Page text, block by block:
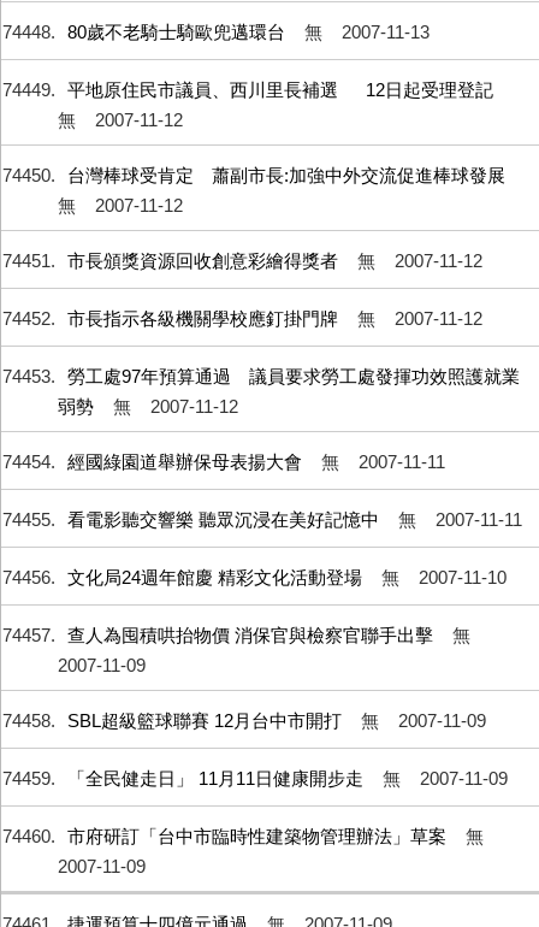
74448 80歲不老騎士騎歐兜邁環台 無 2007-11-13
74449
平地原住民市議員、西川里長補選 12日起受理登記
無
2007-11-12
74450
台灣棒球受肯定 蕭副市長:加強中外交流促進棒球發展
無
2007-11-12
74451 市長頒獎資源回收創意彩繪得獎者 無 2007-11-12
74452 市長指示各級機關學校應釘掛門牌 無 2007-11-12
74453
勞工處97年預算通過 議員要求勞工處發揮功效照護就業
弱勢
無 2007-11-12
74454 經國綠園道舉辦保母表揚大會 無 2007-11-11
74455 看電影聽交響樂 聽眾沉浸在美好記憶中 無 2007-11-11
74456 文化局24週年館慶 精彩文化活動登場 無 2007-11-10
74457 查人為囤積哄抬物價 消保官與檢察官聯手出擊
無
2007-11-09
74458 SBL超級籃球聯賽 12月台中市開打 無 2007-11-09
74459 「全民健走日」 11月11日健康開步走 無 2007-11-09
74460 市府研訂「台中市臨時性建築物管理辦法」草案
無
2007-11-09